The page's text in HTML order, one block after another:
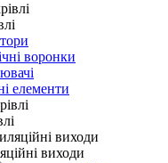
воронки
елементи
виходи